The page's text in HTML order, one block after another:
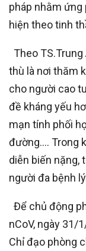
pháp nhằm
hiện theo tinh
Theo TS.Trung
thù là nơi thăm
cho người cao
đề kháng yếu
mạn tính phối
đường…. Trong
diễn biến nặng,
người đa bệnh
Để chủ động
nCoV, ngày 31/
Chỉ đạo phòng